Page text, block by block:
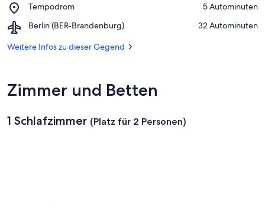
Park
Tempodrom
Place,
‪5 Autominuten‬
Berlin (BER-Brandenburg)
Airport,
(BER-
‪32 Autominuten‬
Weitere Infos zu dieser Gegend
Zimmer und Betten
1 Schlafzimmer (Platz für 2 Personen)